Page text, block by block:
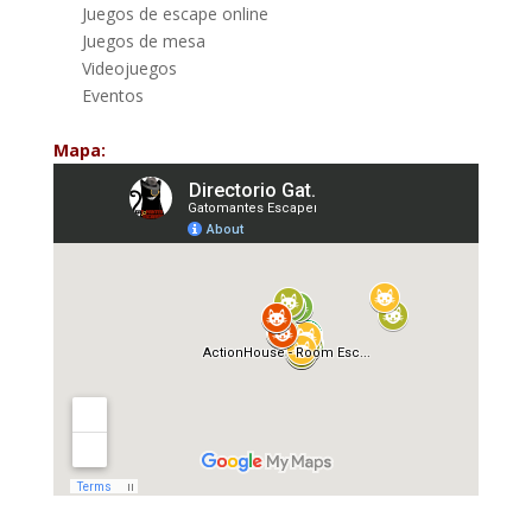
Juegos de escape online
Juegos de mesa
Videojuegos
Eventos
Mapa: